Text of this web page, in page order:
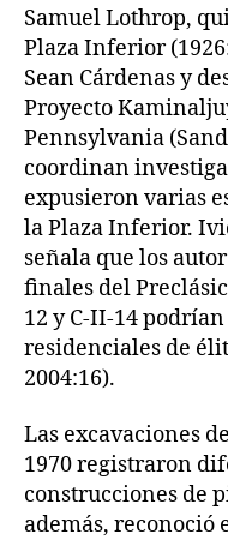
Samuel Lothrop,
Plaza Inferior
Sean Cárdenas y
Proyecto
Pennsylvania
coordinan
expusieron varias
la Plaza Inferior.
señala que los
finales del
12 y C-II-14
residenciales de
2004:16).
Las excavaciones
1970 registraron
construcciones de
además, reconoció